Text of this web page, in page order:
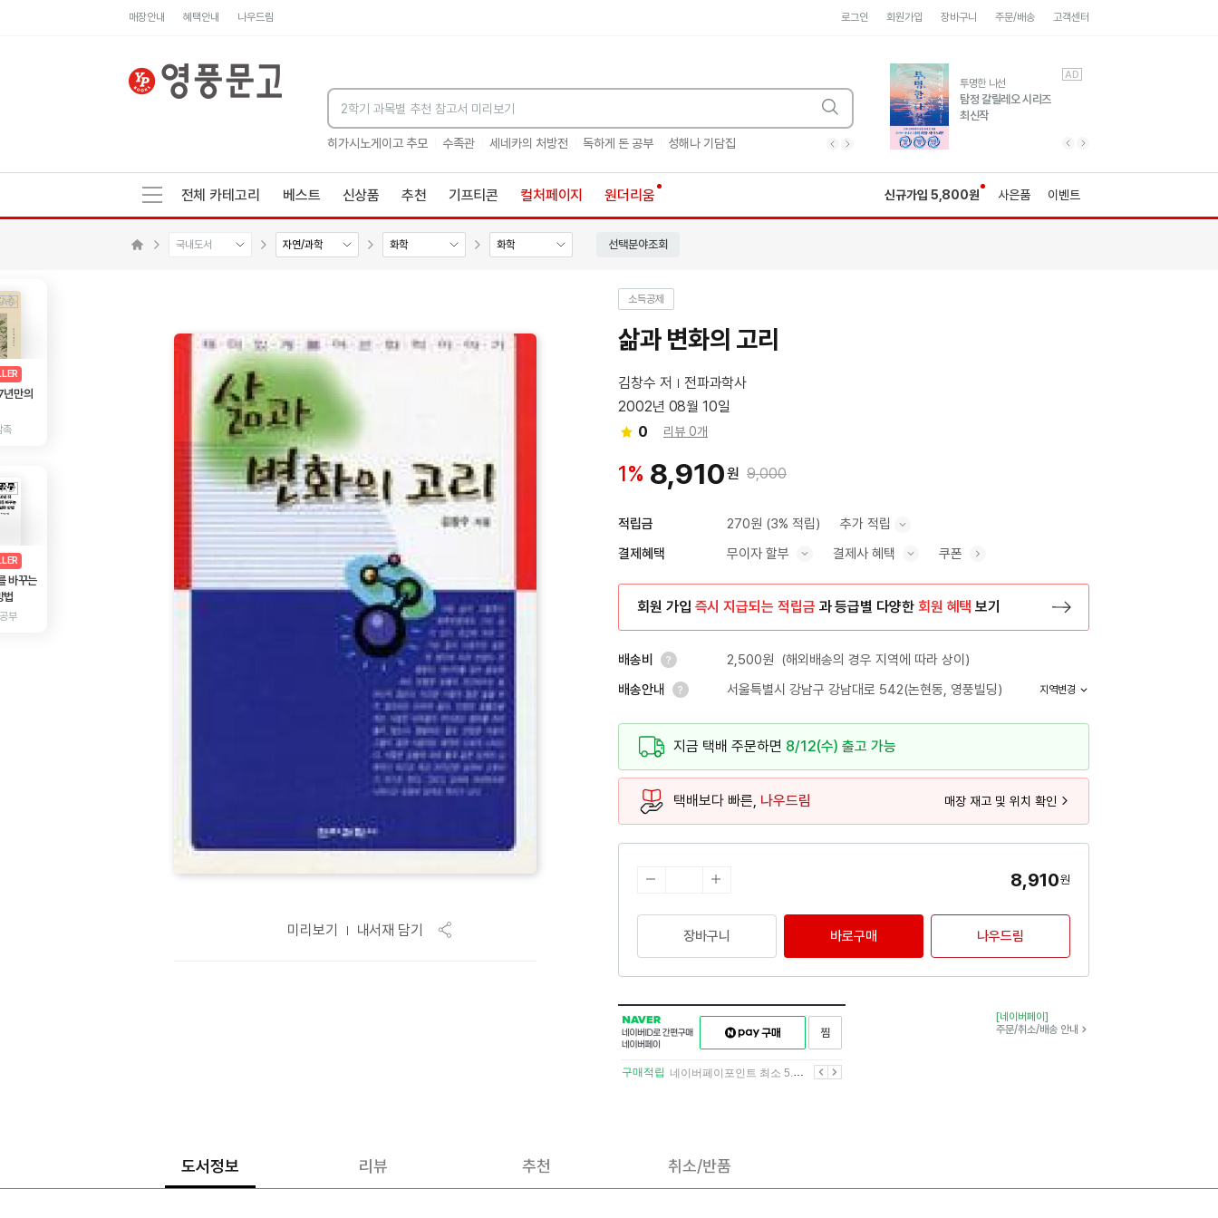
매장안내 혜택안내 나우드림 로그인 회원가입 장바구니 주문/배송 고객센터
히가시노게이고 추모 수족관 세네카의 처방전 독하게 돈 공부 성해나 기담집 히가시노게이고 추모 수족관 독하게 돈 공부
유럽 도시 기행3
풍성한 서사와 인문학적
통찰!
AD
투명한 나선
탐정 갈릴레오 시리즈
최신작
AD
전체 카테고리 베스트 신상품 추천 기프티콘 컬처페이지 원더리움 신규가입 5,800원 사은품 이벤트
국내도서 자연/과학 화학 화학 선택분야조회
AD
년만의
촉
AD
바꾸는
법
부
미리보기 내서재 담기
소득공제
삶과 변화의 고리
김창수 저
전파과학사
2002년 08월 10일
0
리뷰 0개
1% 8,910원 9,000
적립금 270원 (3% 적립) 추가 적립
결제혜택 무이자 할부 결제사 혜택 쿠폰
회원 가입 즉시 지급되는 적립금 과 등급별 다양한 회원 혜택 보기
배송비 2,500원 (해외배송의 경우 지역에 따라 상이)
배송안내
서울특별시 강남구 강남대로 542(논현동, 영풍빌딩) 지역변경
지금 택배 주문하면 8/12(수) 출고 가능
택배보다 빠른, 나우드림 매장 재고 및 위치 확인
8,910원
장바구니 바로구매 나우드림
NAVER
네이버
ID로
간편구매
네이버페이
구매하기
이전
구매적립 네이버페이포인트 최소 5.5% 적립 다음
[네이버페이]
주문/취소/배송 안내
도서정보 리뷰 추천 취소/반품